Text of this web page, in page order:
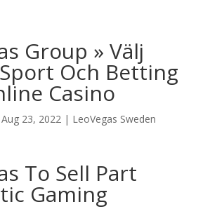
Group » Välj
Och Betting
Casino
Aug 23, 2022| LeoVegas Sweden
To Sell Part
Gaming